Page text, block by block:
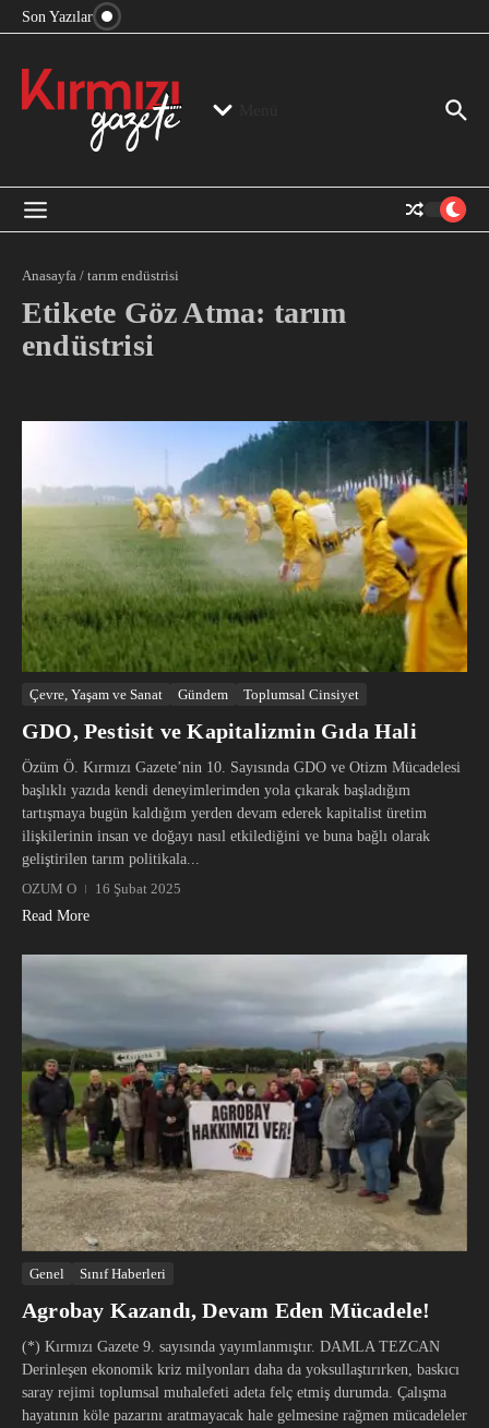
İçeriğe atla
Son Yazılar
“Mutlak Butlan” ve Bir Kez Daha Rejimin “Kendinden
Anasayfa / tarım endüstrisi
Etikete Göz Atma: tarım
endüstrisi
Çevre, Yaşam ve Sanat Gündem Toplumsal Cinsiyet
GDO, Pestisit ve Kapitalizmin Gıda Hali
Özüm Ö. Kırmızı Gazete’nin 10. Sayısında GDO ve Otizm Mücadelesi
başlıklı yazıda kendi deneyimlerimden yola çıkarak başladığım
tartışmaya bugün kaldığım yerden devam ederek kapitalist üretim
ilişkilerinin insan ve doğayı nasıl etkilediğini ve buna bağlı olarak
geliştirilen tarım politikala...
OZUM O
16 Şubat 2025
Read More
Genel Sınıf Haberleri
Agrobay Kazandı, Devam Eden Mücadele!
(*) Kırmızı Gazete 9. sayısında yayımlanmıştır. DAMLA TEZCAN
Derinleşen ekonomik kriz milyonları daha da yoksullaştırırken, baskıcı
saray rejimi toplumsal muhalefeti adeta felç etmiş durumda. Çalışma
hayatının köle pazarını aratmayacak hale gelmesine rağmen mücadeleler